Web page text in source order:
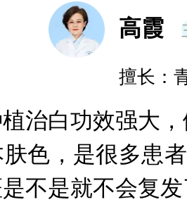
高霞
擅长：
白功效强大，
色，是很多患
不是就不会复